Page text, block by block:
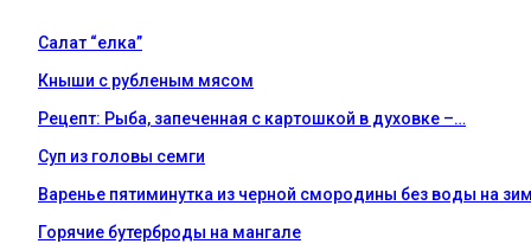
Салат “елка”
Кныши с рубленым мясом
Рецепт: Рыба, запеченная с картошкой в духовке –…
Суп из головы семги
Варенье пятиминутка из черной смородины без воды на
Горячие бутерброды на мангале